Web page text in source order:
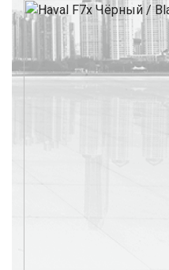
Такси в кредит
Подбор авто
Спецпредложения